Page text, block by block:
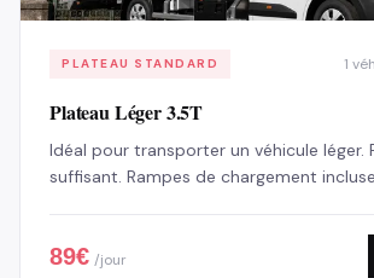
PLATEAU STANDARD 1
Plateau Léger 3.5T
Idéal pour transporter un véhicule léger.
suffisant. Rampes de chargement
89€ /jour